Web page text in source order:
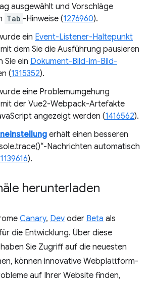
ausgewählt und Vorschläge
Tab -Hinweise (1276960).
ein Event-Listener-Haltepunkt
dem Sie die Ausführung pausieren
Sie ein Dokument-Bild-im-Bild-
(1315352).
eine Problemumgehung
der Vue2-Webpack-Artefakte
angezeigt werden (1416562).
erhält einen besseren
Nachrichten automatisch
1139616).
herunterladen
Canary, Dev oder Beta als
die Entwicklung. Über diese
Sie Zugriff auf die neuesten
können innovative Webplattform-
auf Ihrer Website finden,